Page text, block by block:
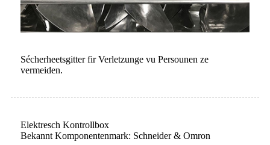
Sécherheetsgitter fir Verletzunge vu Persounen ze
vermeiden.
Elektresch Kontrollbox
Bekannt Komponentenmark: Schneider & Omron